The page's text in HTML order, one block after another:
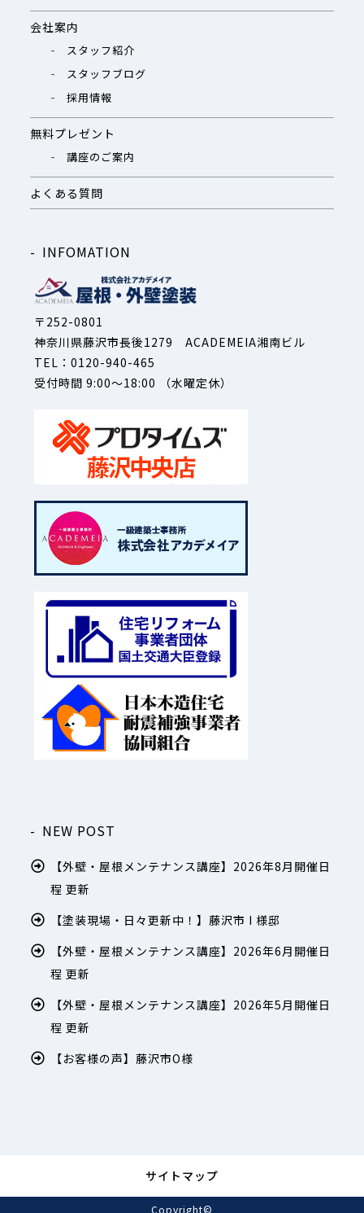
会社案内
スタッフ紹介
スタッフブログ
採用情報
無料プレゼント
講座のご案内
よくある質問
INFOMATION
〒252-0801
神奈川県藤沢市長後1279 ACADEMEIA湘南ビル
TEL：0120-940-465
受付時間 9:00～18:00 （水曜定休）
NEW POST
【外壁・屋根メンテナンス講座】2026年8月開催日
程 更新
【塗装現場・日々更新中！】藤沢市 I 様邸
【外壁・屋根メンテナンス講座】2026年6月開催日
程 更新
【外壁・屋根メンテナンス講座】2026年5月開催日
程 更新
【お客様の声】藤沢市O様
サイトマップ
Copyright©